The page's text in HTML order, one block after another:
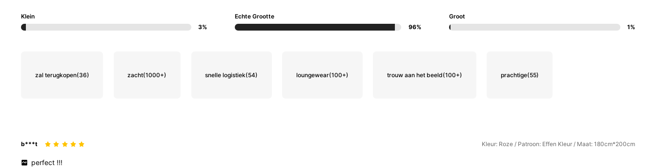
Klein
3%
Echte Grootte
96%
Groot
1%
zal terugkopen(36) zacht(1000+) snelle logistiek(54) loungewear(100+) trouw aan het beeld(100+) prachtige(55)
b***t Kleur: Roze / Patroon: Effen Kleur / Maat: 180cm*200cm
perfect !!!